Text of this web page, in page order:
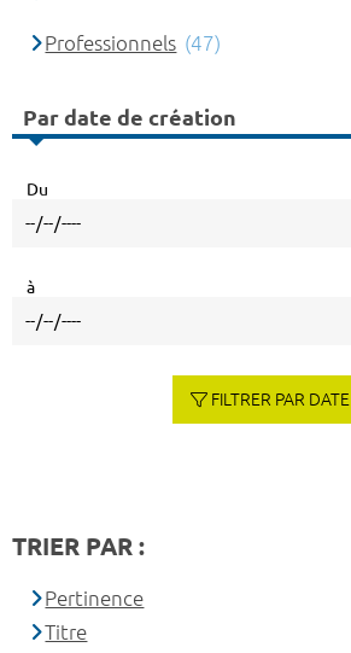
Professionnels (47)
Par date de création
Du
à
FILTRER PAR DATE
TRIER PAR :
Pertinence
Titre